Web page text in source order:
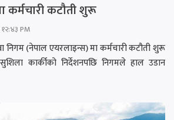
कर्मचारी कटौती शुरू
PM
निगम (नेपाल एयरलाइन्स) मा कर्मचारी कटौती शुरू
कार्कीको निर्देशनपछि निगमले हाल उडान